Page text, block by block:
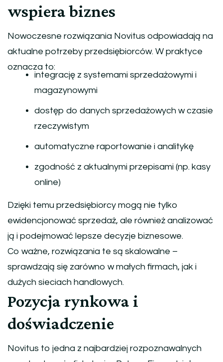
wspiera biznes
Nowoczesne rozwiązania Novitus odpowiadają na
aktualne potrzeby przedsiębiorców. W praktyce
oznacza to:
integrację z systemami sprzedażowymi i
magazynowymi
dostęp do danych sprzedażowych w czasie
rzeczywistym
automatyczne raportowanie i analitykę
zgodność z aktualnymi przepisami (np. kasy
online)
Dzięki temu przedsiębiorcy mogą nie tylko
ewidencjonować sprzedaż, ale również analizować
ją i podejmować lepsze decyzje biznesowe.
Co ważne, rozwiązania te są skalowalne –
sprawdzają się zarówno w małych firmach, jak i
dużych sieciach handlowych.
Pozycja rynkowa i
doświadczenie
Novitus to jedna z najbardziej rozpoznawalnych